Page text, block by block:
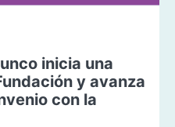
inicia una
y avanza
con la